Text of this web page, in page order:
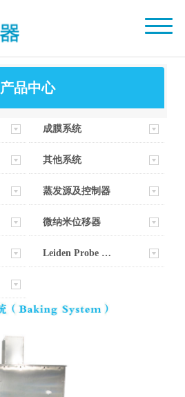
产品中心
成膜系统
其他系统
蒸发源及控制器
微纳米位移器
Leiden Probe Microscopy